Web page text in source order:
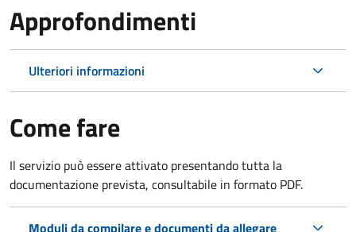
Approfondimenti
Ulteriori informazioni
Come fare
Il servizio può essere attivato presentando tutta la
documentazione prevista, consultabile in formato PDF.
Moduli da compilare e documenti da allegare